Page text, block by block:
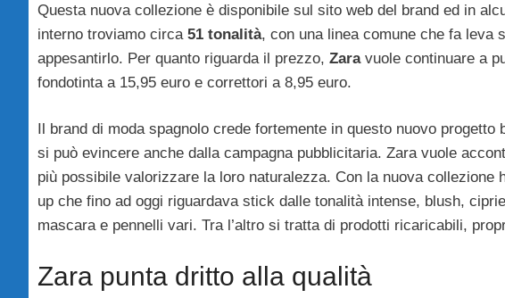
Questa nuova collezione è disponibile sul sito web del brand ed in
interno troviamo circa 51 tonalità, con una linea comune che fa leva
appesantirlo. Per quanto riguarda il prezzo, Zaravuole continuare a
fondotinta a 15,95 euro e correttori a 8,95 euro.
Il brand di moda spagnolo crede fortemente in questo nuovo progetto
si può evincere anche dalla campagna pubblicitaria. Zara vuole
più possibile valorizzare la loro naturalezza. Con la nuova collezione
up che fino ad oggi riguardava stick dalle tonalità intense, blush,
mascara e pennelli vari. Tra l’altro si tratta di prodotti ricaricabili,
Zara punta dritto alla qualità